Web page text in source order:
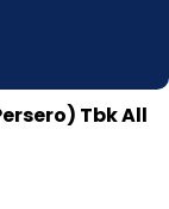
Tbk All